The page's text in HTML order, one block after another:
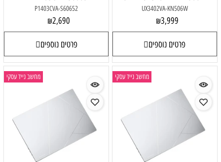
UX3402VA-KN506W
₪3,999
פרטים נוספים
P1403CVA-S60652
₪2,690
פרטים נוספים
מחשב נייד עסקי מחשב נייד עסקי